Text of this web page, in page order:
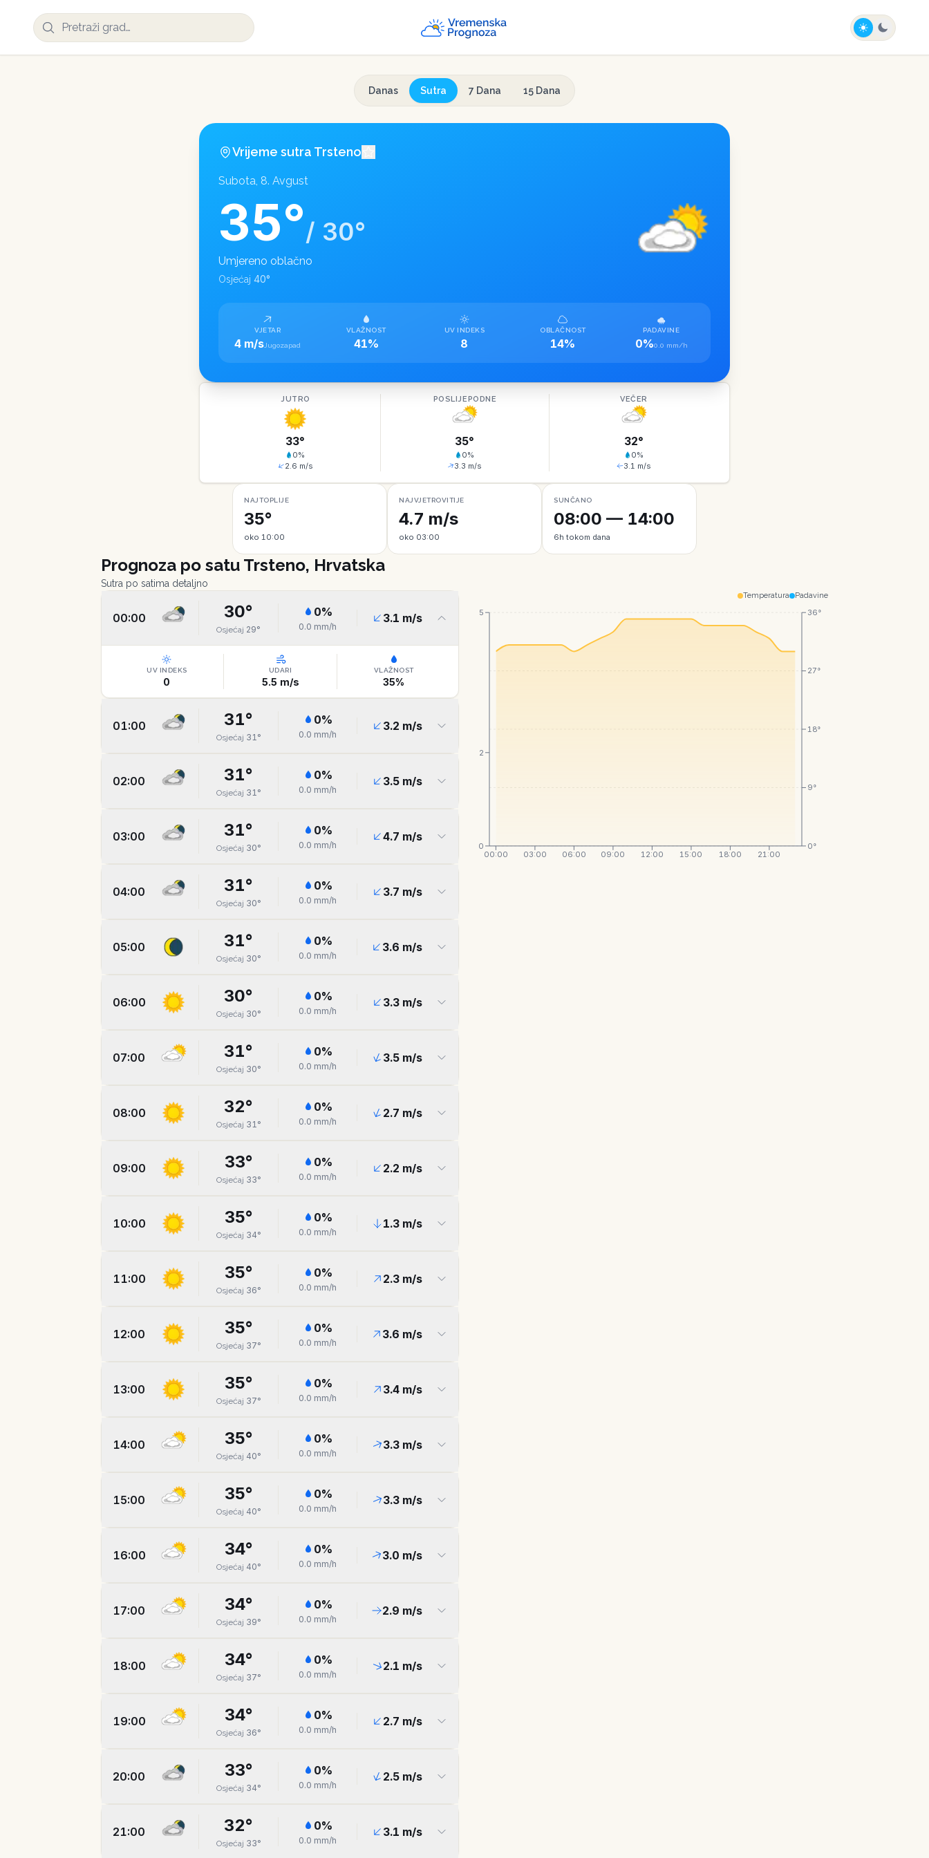
Danas Sutra 7 Dana 15 Dana
Vrijeme sutra Trsteno
Subota, 8. Avgust
35°/ 30°
Umjereno oblačno
Osjećaj 40°
VJETAR
4 m/sJugozapad
VLAŽNOST
41%
UV INDEKS
8
OBLAČNOST
14%
PADAVINE
0%0.0 mm/h
JUTRO
33°
0%
2.6 m/s
POSLIJEPODNE
35°
0%
3.3 m/s
VEČER
32°
0%
3.1 m/s
NAJTOPLIJE
35°
oko 10:00
NAJVJETROVITIJE
4.7 m/s
oko 03:00
SUNČANO
08:00 — 14:00
6h tokom dana
Prognoza po satu Trsteno, Hrvatska
Sutra po satima detaljno
00:00 30°
Osjećaj 29°
0%
0.0 mm/h
3.1 m/s
UV INDEKS
0
UDARI
5.5 m/s
VLAŽNOST
35%
01:00 31°
Osjećaj 31°
0%
0.0 mm/h
3.2 m/s
02:00 31°
Osjećaj 31°
0%
0.0 mm/h
3.5m/s
03:00 31°
Osjećaj 30°
0%
0.0 mm/h
4.7 m/s
04:00 31°
Osjećaj 30°
0%
0.0 mm/h
3.7 m/s
05:00 31°
Osjećaj 30°
0%
0.0 mm/h
3.6 m/s
06:00 30°
Osjećaj 30°
0%
0.0 mm/h
3.3m/s
07:00 31°
Osjećaj 30°
0%
0.0 mm/h
3.5m/s
08:00 32°
Osjećaj 31°
0%
0.0 mm/h
2.7 m/s
09:00 33°
Osjećaj 33°
0%
0.0 mm/h
2.2 m/s
10:00 35°
Osjećaj 34°
0%
0.0 mm/h
1.3m/s
11:00 35°
Osjećaj 36°
0%
0.0 mm/h
2.3m/s
12:00 35°
Osjećaj 37°
0%
0.0 mm/h
3.6 m/s
13:00 35°
Osjećaj 37°
0%
0.0 mm/h
3.4m/s
14:00 35°
Osjećaj 40°
0%
0.0 mm/h
3.3m/s
15:00 35°
Osjećaj 40°
0%
0.0 mm/h
3.3m/s
16:00 34°
Osjećaj 40°
0%
0.0 mm/h
3.0 m/s
17:00 34°
Osjećaj 39°
0%
0.0 mm/h
2.9 m/s
18:00 34°
Osjećaj 37°
0%
0.0 mm/h
2.1 m/s
19:00 34°
Osjećaj 36°
0%
0.0 mm/h
2.7 m/s
20:00 33°
Osjećaj 34°
0%
0.0 mm/h
2.5m/s
21:00 32°
Osjećaj 33°
0%
0.0 mm/h
3.1 m/s
Temperatura Padavine
00:00 03:00 06:00 09:00 12:00 15:00 18:00 21:00
0°
9°
18°
27°
36°
0
2
5